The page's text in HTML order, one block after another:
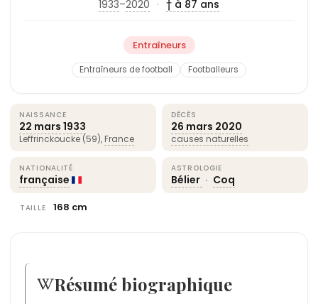
1933–2020 · † à 87 ans
Entraîneurs
Entraîneurs de football Footballeurs
NAISSANCE
22 mars 1933
Leffrinckoucke (59), France
DÉCÈS
26 mars 2020
causes naturelles
NATIONALITÉ
française
ASTROLOGIE
Bélier · Coq
TAILLE 168 cm
Résumé biographique